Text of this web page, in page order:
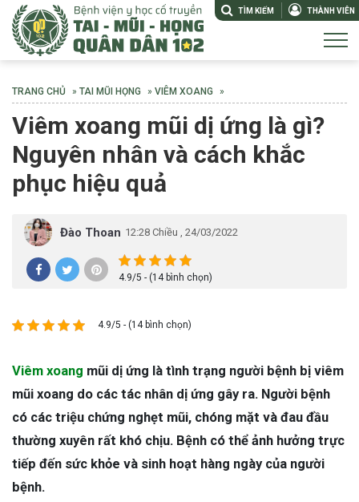
TÌM KIẾM THÀNH VIÊN
TRANG CHỦ » TAI MŨI HỌNG » VIÊM XOANG »
Viêm xoang mũi dị ứng là gì?
Nguyên nhân và cách khắc
phục hiệu quả
Đào Thoan 12:28 Chiều , 24/03/2022
4.9/5 - (14 bình chọn)
4.9/5 - (14 bình chọn)
Viêm xoang mũi dị ứng là tình trạng người bệnh bị viêm
mũi xoang do các tác nhân dị ứng gây ra. Người bệnh
có các triệu chứng nghẹt mũi, chóng mặt và đau đầu
thường xuyên rất khó chịu. Bệnh có thể ảnh hưởng trực
tiếp đến sức khỏe và sinh hoạt hàng ngày của người
bệnh.